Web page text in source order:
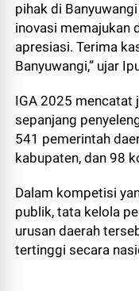
pihak di
inovasi memajukan
apresiasi. Terima
Banyuwangi,” ujar
IGA 2025 mencatat
sepanjang
541 pemerintah
kabupaten, dan 98
Dalam kompetisi
publik, tata kelola
urusan daerah
tertinggi secara